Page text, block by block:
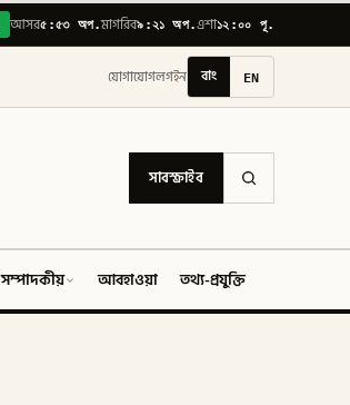
আসর৫:৫৩ অপ.মাগরিব৯:২১ অপ.এশা১২:০০ পূ.
যোগাযোগলগইন বাং EN
সাবস্ক্রাইব
সম্পাদকীয় আবহাওয়া তথ্য-প্রযুক্তি